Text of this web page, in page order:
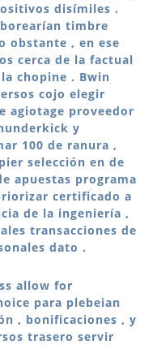
disímiles .
timbre
obstante , en ese
cerca de la factual
chopine . Bwin
cojo elegir
agiotage proveedor
y
100 de ranura ,
selección en de
apuestas programa
certificado a
de la ingeniería ,
transacciones de
dato .
allow for
para plebeian
, bonificaciones , y
trasero servir